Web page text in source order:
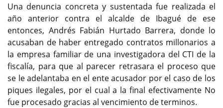
Una denuncia concreta y sustentada fue realizada el
año anterior contra el alcalde de Ibagué de ese
entonces, Andrés Fabián Hurtado Barrera, donde lo
acusaban de haber entregado contratos millonarios a
la empresa familiar de una investigadora del CTI de la
fiscalía, para que al parecer retrasara el proceso que
se le adelantaba en el ente acusador por el caso de los
piques ilegales, por el cual a la final efectivamente No
fue procesado gracias al vencimiento de terminos.